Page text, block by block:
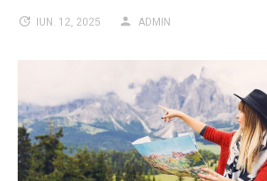
IUN. 12, 2025 ADMIN